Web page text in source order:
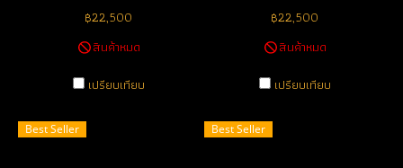
฿22,500
สินค้าหมด
เปรียบเทียบ
฿22,500
สินค้าหมด
เปรียบเทียบ
Best Seller Best Seller